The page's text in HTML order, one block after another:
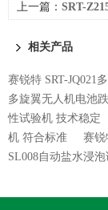
上一篇： SRT-
相关产品
赛锐特 SRT-JQ021
多旋翼无人机电池
性试验机 技术稳定
机 符合标准
赛锐
SL008自动盐水浸